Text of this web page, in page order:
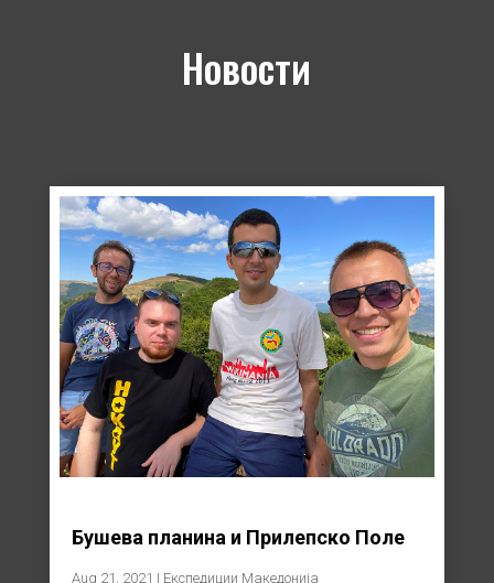
Новости
Бушева планина и Прилепско Поле
Aug 21, 2021 | Експедиции Македонија